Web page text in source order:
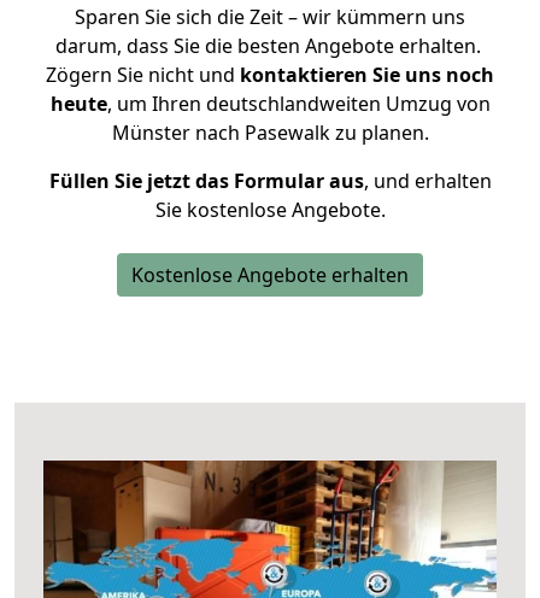
Sparen Sie sich die Zeit – wir kümmern uns
darum, dass Sie die besten Angebote erhalten.
Zögern Sie nicht und kontaktieren Sie uns noch
heute, um Ihren deutschlandweiten Umzug von
Münster nach Pasewalk zu planen.
Füllen Sie jetzt das Formular aus, und erhalten
Sie kostenlose Angebote.
Kostenlose Angebote erhalten